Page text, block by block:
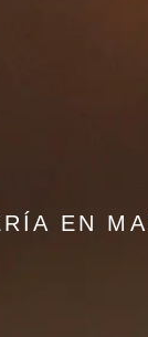
EN